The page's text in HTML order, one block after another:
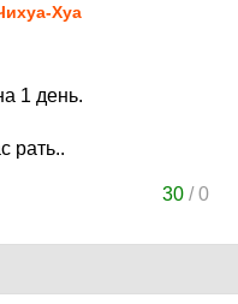
Хуа
1 день.
рать..
30 /0